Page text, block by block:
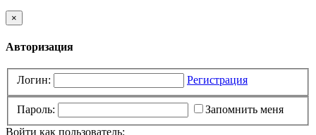
×
Авторизация
Логин: Регистрация
Пароль:
Запомнить меня
Войти как пользователь: